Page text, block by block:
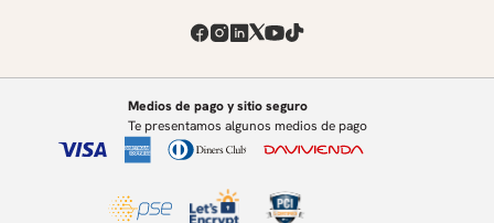
Medios de pago y sitio seguro
Te presentamos algunos medios de pago